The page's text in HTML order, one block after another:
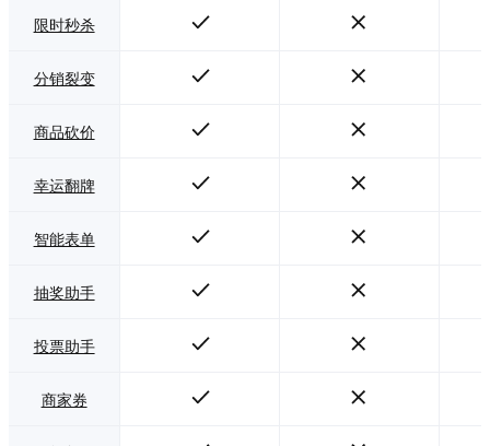
限时秒杀
分销裂变
商品砍价
幸运翻牌
智能表单
抽奖助手
投票助手
商家券